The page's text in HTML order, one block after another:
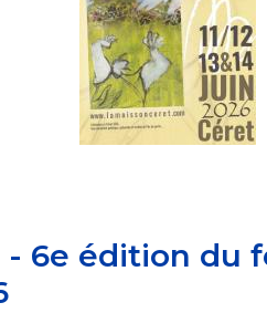
- 6e édition du